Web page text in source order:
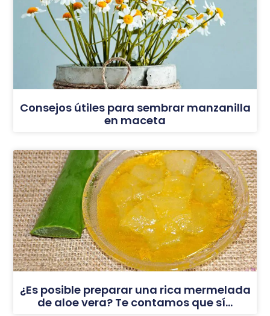
Consejos útiles para sembrar manzanilla
en maceta
¿Es posible preparar una rica mermelada
de aloe vera? Te contamos que sí…